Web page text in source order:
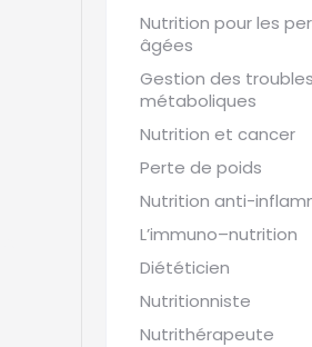
Nutrition pour les
âgées
Gestion des troubles
métaboliques
Nutrition et cancer
Perte de poids
Nutrition anti-
L’immuno–nutrition
Diététicien
Nutritionniste
Nutrithérapeute